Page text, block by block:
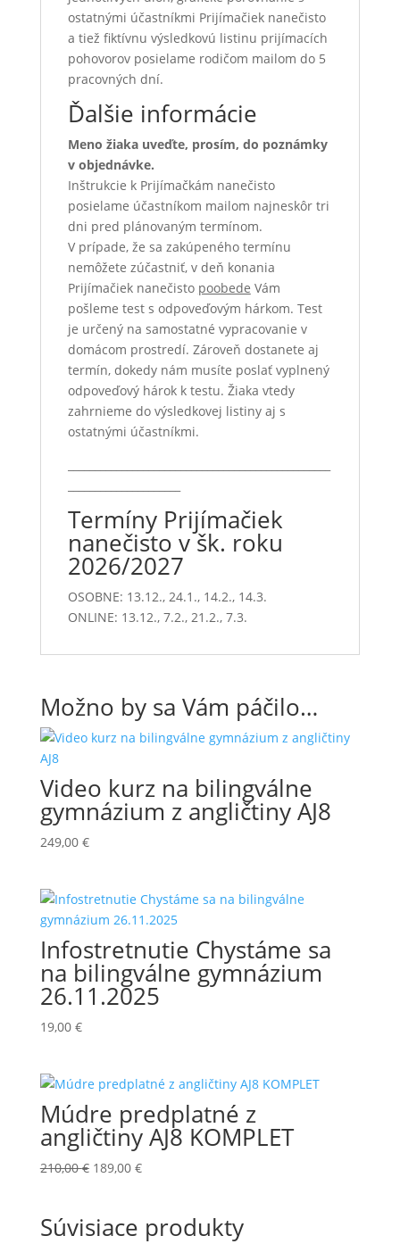
ostatnými účastníkmi Prijímačiek nanečisto
a tiež fiktívnu výsledkovú listinu prijímacích
pohovorov posielame rodičom mailom do 5
pracovných dní.
Ďalšie informácie
Meno žiaka uveďte, prosím, do poznámky
v objednávke.
Inštrukcie k Prijímačkám nanečisto
posielame účastníkom mailom najneskôr tri
dni pred plánovaným termínom.
V prípade, že sa zakúpeného termínu
nemôžete zúčastniť, v deň konania
Prijímačiek nanečisto poobede Vám
pošleme test s odpoveďovým hárkom. Test
je určený na samostatné vypracovanie v
domácom prostredí. Zároveň dostanete aj
termín, dokedy nám musíte poslať vyplnený
odpoveďový hárok k testu. Žiaka vtedy
zahrnieme do výsledkovej listiny aj s
ostatnými účastníkmi.
Termíny Prijímačiek
nanečisto v šk. roku
2026/2027
OSOBNE: 13.12., 24.1., 14.2., 14.3.
ONLINE: 13.12., 7.2., 21.2., 7.3.
Možno by sa Vám páčilo…
Video kurz na bilingválne
gymnázium z angličtiny AJ8
249,00 €
Infostretnutie Chystáme sa
na bilingválne gymnázium
26.11.2025
19,00 €
Múdre predplatné z
angličtiny AJ8 KOMPLET
210,00€ Pôvodná
210,00 €.
189,00 €Aktuálna
189,00 €.
Súvisiace produkty